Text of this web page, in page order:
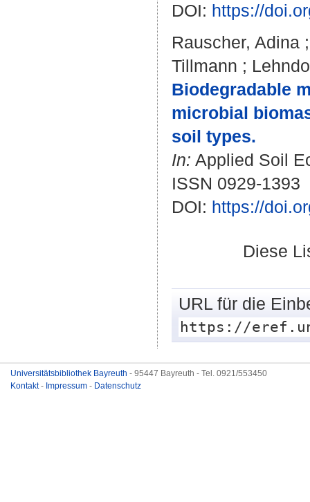
DOI: https://
Rauscher, Adina
Tillmann ;
Biodegradable
microbial
soil types.
In: Applied Soil
ISSN 0929-1393
DOI: https://
Diese
URL für die
https://
Universitätsbibliothek Bayreuth - 95447 Bayreuth - Tel. 0921/553450
Kontakt- Impressum - Datenschutz